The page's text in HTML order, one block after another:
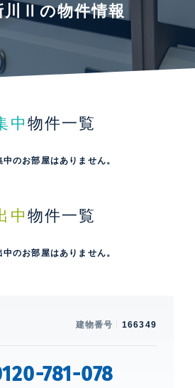
川Ⅱの物件情報
中物件一覧
のお部屋はありません。
中物件一覧
のお部屋はありません。
建物番号 166349
781-078